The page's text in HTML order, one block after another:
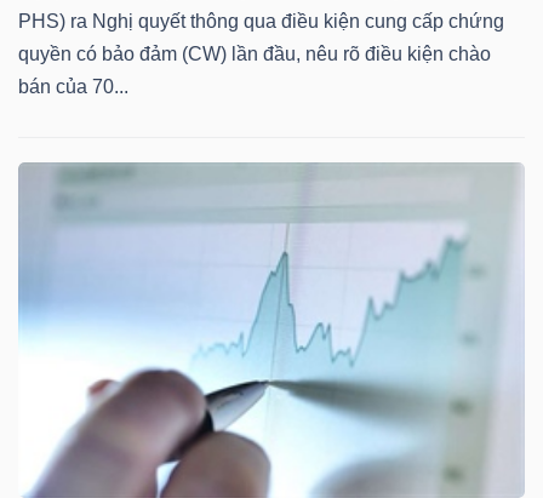
PHS) ra Nghị quyết thông qua điều kiện cung cấp chứng
quyền có bảo đảm (CW) lần đầu, nêu rõ điều kiện chào
bán của 70...
Mã
chứng
(-)
Tất cả Người nội bộ Người liên quan
Tin
tức